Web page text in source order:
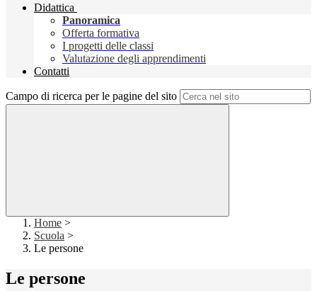
Didattica
Panoramica
Offerta formativa
I progetti delle classi
Valutazione degli apprendimenti
Contatti
Campo di ricerca per le pagine del sito
Home >
Scuola >
Le persone
Le persone